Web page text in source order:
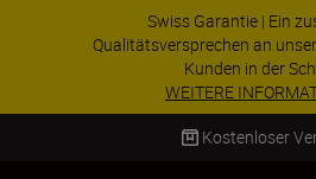
Swiss Garantie | Ein
Qualitätsversprechen an
Kunden in der
WEITERE
Kostenloser